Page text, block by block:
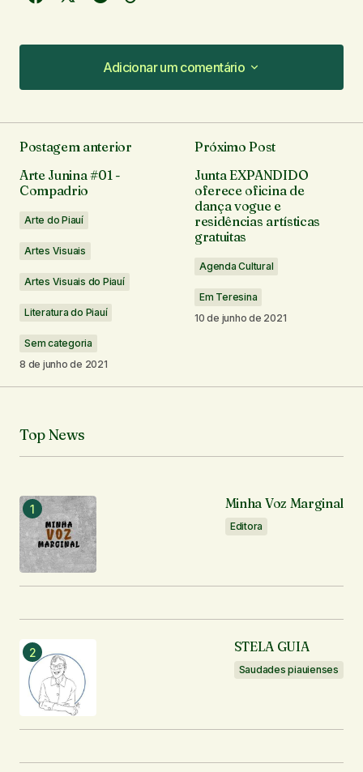
Adicionar um comentário
Adicionar um comentário
O seu endereço de e-mail não será publicado.
Campos obrigatórios são marcados com*
Comentário
Enviar comentário
Postagem anterior
Arte Junina #01 -
Compadrio
Arte do Piauí
Artes Visuais
Artes Visuais do Piauí
Literatura do Piauí
Sem categoria
8 de junho de 2021
Próximo Post
Junta EXPANDIDO
oferece oficina de
dança vogue e
residências artísticas
gratuitas
Agenda Cultural
Em Teresina
10 de junho de 2021
Top News
Minha Voz Marginal
Editora
STELA GUIA
Saudades piauienses